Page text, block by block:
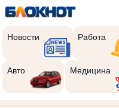
Новости Работа
Авто Медицина